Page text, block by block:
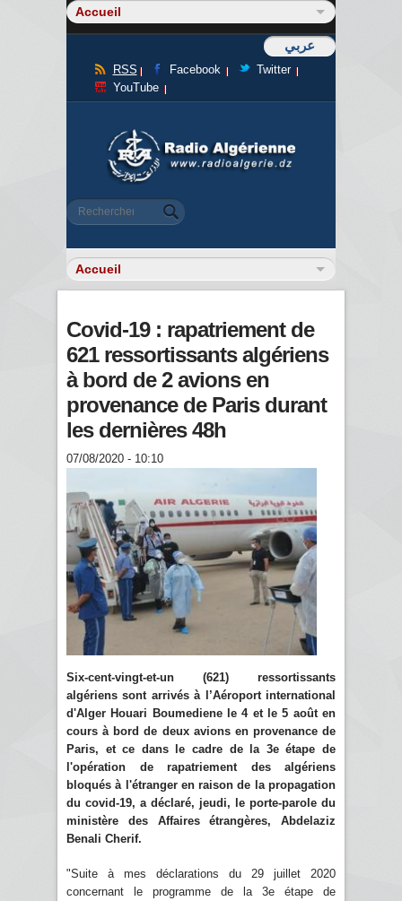
عربي
RSS Facebook
Twitter
YouTube
Formulaire de recherche
Rechercher
Covid-19 : rapatriement de
621 ressortissants algériens
à bord de 2 avions en
provenance de Paris durant
les dernières 48h
07/08/2020 - 10:10
Six-cent-vingt-et-un (621) ressortissants
algériens sont arrivés à l’Aéroport international
d'Alger Houari Boumediene le 4 et le 5 août en
cours à bord de deux avions en provenance de
Paris, et ce dans le cadre de la 3e étape de
l'opération de rapatriement des algériens
bloqués à l'étranger en raison de la propagation
du covid-19, a déclaré, jeudi, le porte-parole du
ministère des Affaires étrangères, Abdelaziz
Benali Cherif.
"Suite à mes déclarations du 29 juillet 2020
concernant le programme de la 3e étape de